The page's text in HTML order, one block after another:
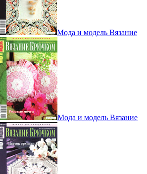
Мода и модель Вязание
Мода и модель Вязание